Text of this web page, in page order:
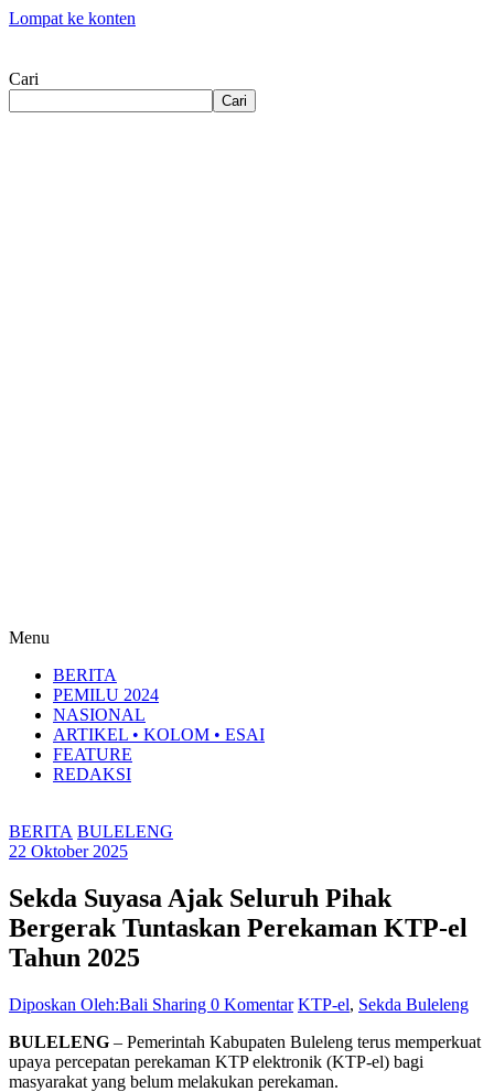
Lompat ke konten
Cari
Cari
Menu
BERITA
PEMILU 2024
NASIONAL
ARTIKEL • KOLOM • ESAI
FEATURE
REDAKSI
BERITA BULELENG
22 Oktober 2025
Sekda Suyasa Ajak Seluruh Pihak
Bergerak Tuntaskan Perekaman KTP-el
Tahun 2025
Diposkan Oleh:Bali Sharing 0 Komentar KTP-el, Sekda Buleleng
BULELENG – Pemerintah Kabupaten Buleleng terus memperkuat
upaya percepatan perekaman KTP elektronik (KTP-el) bagi
masyarakat yang belum melakukan perekaman.